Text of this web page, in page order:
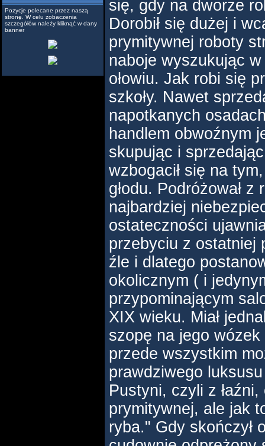
Pozycje polecane przez naszą
stronę. W celu zobaczenia
szczegółów należy kliknąć w dany
banner
się, gdy na dworze
Dorobił się dużej i
prymitywnej roboty
naboje wyszukując
ołowiu. Jak robi się
szkoły. Nawet
napotkanych
handlem obwoźnym
skupując i
wzbogacił się na
głodu. Podróżował z
najbardziej
ostateczności
przebyciu z ostatniej
źle i dlatego
okolicznym ( i
przypominającym
XIX wieku. Miał
szopę na jego wózek
przede wszystkim
prawdziwego
Pustyni, czyli z
prymitywnej, ale jak
ryba." Gdy skończył